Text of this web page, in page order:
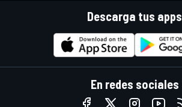
Descarga tus apps
En redes sociales